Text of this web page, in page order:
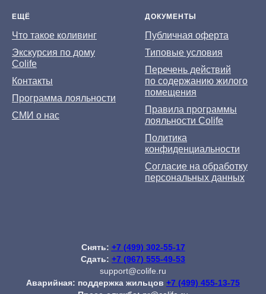
ЕЩЁ
Что такое коливинг
Экскурсия по дому
Colife
Контакты
Программа лояльности
СМИ о нас
ДОКУМЕНТЫ
Публичная оферта
Типовые условия
Перечень действий
по содержанию жилого
помещения
Правила программы
лояльности Colife
Политика
конфиденциальности
Согласие на обработку
персональных данных
Снять: +7 (499) 302-55-17
Сдать: +7 (967) 555-49-53
support@colife.ru
Аварийная: поддержка жильцов +7 (499) 455-13-75